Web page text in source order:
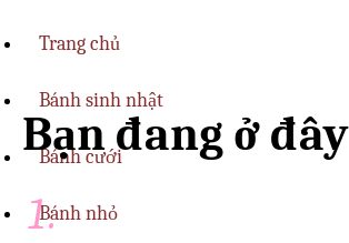
Trang chủ
Bánh sinh nhật
Bánh cưới
Bánh nhỏ
Bạn đang ở đây